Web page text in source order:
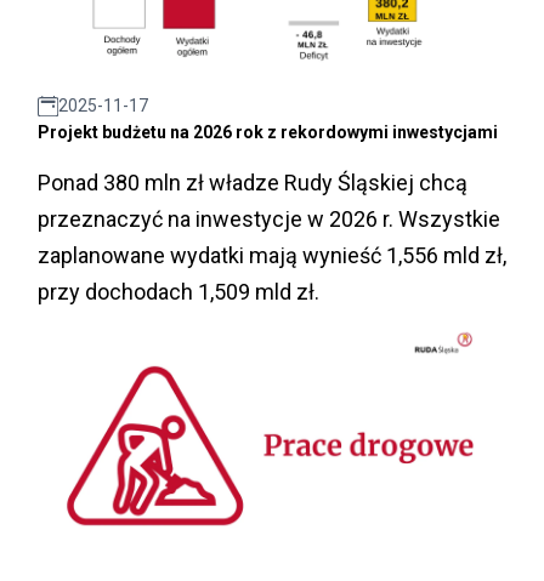
2025-11-17
Projekt budżetu na 2026 rok z rekordowymi inwestycjami
Ponad 380 mln zł władze Rudy Śląskiej chcą
przeznaczyć na inwestycje w 2026 r. Wszystkie
zaplanowane wydatki mają wynieść 1,556 mld zł,
przy dochodach 1,509 mld zł.